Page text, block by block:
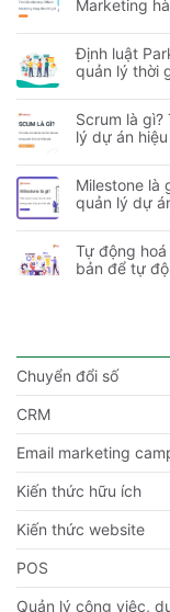
Marketing
Định luật
quản lý thời
Scrum là
lý dự án
Milestone là
quản lý dự
Tự động
bản để tự
Chuyển đổi số
CRM
Email marketing
Kiến thức hữu ích
Kiến thức website
POS
Quản lý công việc,